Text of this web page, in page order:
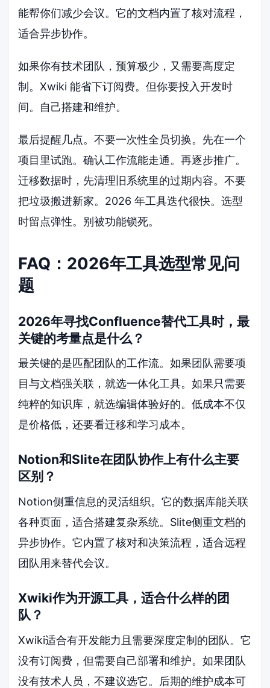
能帮你们减少会议。它的文档内置了核对流程，
适合异步协作。
如果你有技术团队，预算极少，又需要高度定
制。Xwiki 能省下订阅费。但你要投入开发时
间。自己搭建和维护。
最后提醒几点。不要一次性全员切换。先在一个
项目里试跑。确认工作流能走通。再逐步推广。
迁移数据时，先清理旧系统里的过期内容。不要
把垃圾搬进新家。2026 年工具迭代很快。选型
时留点弹性。别被功能锁死。
FAQ：2026年工具选型常见问
题
2026年寻找Confluence替代工具时，最
关键的考量点是什么？
最关键的是匹配团队的工作流。如果团队需要项
目与文档强关联，就选一体化工具。如果只需要
纯粹的知识库，就选编辑体验好的。低成本不仅
是价格低，还要看迁移和学习成本。
Notion和Slite在团队协作上有什么主要
区别？
Notion侧重信息的灵活组织。它的数据库能关联
各种页面，适合搭建复杂系统。Slite侧重文档的
异步协作。它内置了核对和决策流程，适合远程
团队用来替代会议。
Xwiki作为开源工具，适合什么样的团
队？
Xwiki适合有开发能力且需要深度定制的团队。它
没有订阅费，但需要自己部署和维护。如果团队
没有技术人员，不建议选它。后期的维护成本可